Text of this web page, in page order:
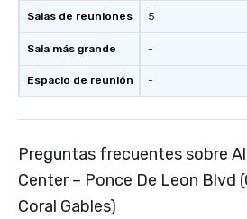
Salas de reuniones
Sala más grande
Espacio de reunión
5
-
-
Preguntas frecuentes sobre
Center – Ponce De Leon Blvd
Coral Gables)